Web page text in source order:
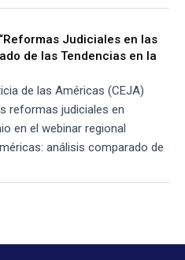
Judiciales en las
de las Tendencias en la
de las Américas (CEJA)
reformas judiciales en
en el webinar regional
análisis comparado de